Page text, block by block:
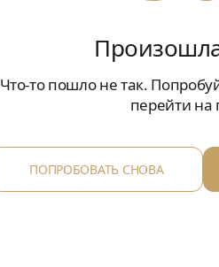
Что-то пошло не так.
перейти на
ПОПРОБОВАТЬ СНОВА